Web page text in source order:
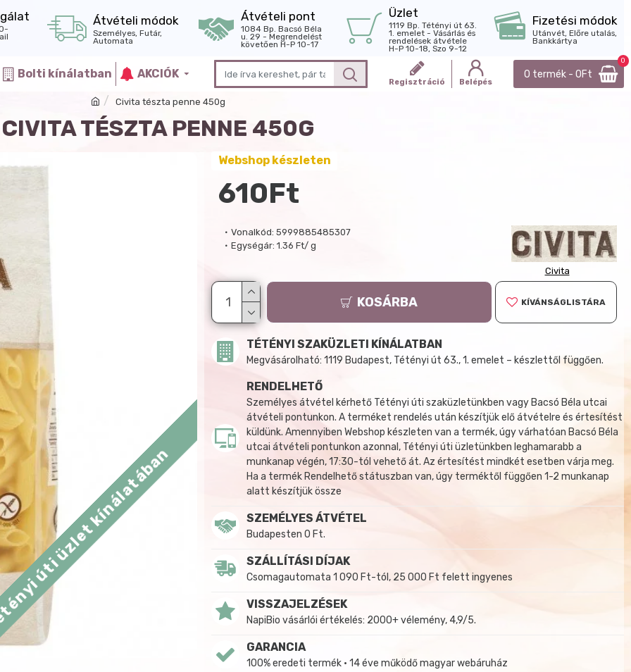
Átvételi módok
Személyes, Futár,
Automata
Átvételi pont
1084 Bp. Bacsó Béla
u. 29 - Megrendelést
követően H-P 10-17
Üzlet
1119 Bp. Tétényi út 63.
1. emelet - Vásárlás és
rendelések átvétele
H-P 10-18, Szo 9-12
Fizetési módok
Utánvét, Előre utalás,
Bankkártya
Bolti kínálatban AKCIÓK
Regisztráció Belépés
0 termék - 0Ft
0
Civita tészta penne 450g
CIVITA TÉSZTA PENNE 450G
üzlet kínálatában
Vonalkód: 5999885485307
Egységár: 1.36 Ft/ g
Civita
Webshop készleten
610Ft
KOSÁRBA KÍVÁNSÁGLISTÁRA
TÉTÉNYI SZAKÜZLETI KÍNÁLATBAN
Megvásárolható: 1119 Budapest, Tétényi út 63., 1. emelet – készlettől függően.
RENDELHETŐ
Személyes átvétel kérhető Tétényi úti szaküzletünkben vagy Bacsó Béla utcai
átvételi pontunkon. A terméket rendelés után készítjük elő átvételre és értesítést
küldünk. Amennyiben Webshop készleten van a termék, úgy várhatóan Bacsó Béla
utcai átvételi pontunkon azonnal, Tétényi úti üzletünkben leghamarabb a
munkanap végén, 17:30-tól vehető át. Az értesítést mindkét esetben várja meg.
Ha a termék Rendelhető státuszban van, úgy terméktől függően 1-2 munkanap
alatt készítjük össze
SZEMÉLYES ÁTVÉTEL
Budapesten 0 Ft.
SZÁLLÍTÁSI DÍJAK
Csomagautomata 1 090 Ft-tól, 25 000 Ft felett ingyenes
VISSZAJELZÉSEK
NapiBio vásárlói értékelés: 2000+ vélemény, 4,9/5.
GARANCIA
100% eredeti termék • 14 éve működő magyar webáruház